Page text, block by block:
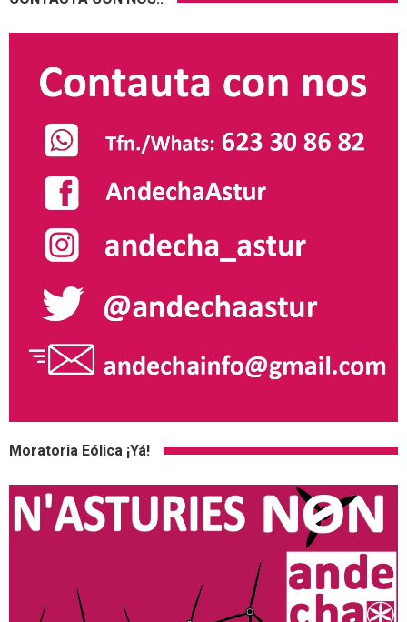
Moratoria Eólica ¡Yá!